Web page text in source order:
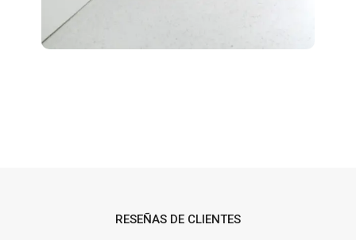
RESEÑAS DE CLIENTES